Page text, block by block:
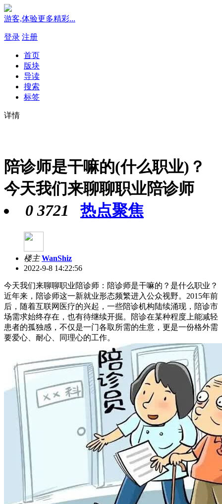
游客,体验更多精彩...
登录 注册
首页
版块
导读
搜索
标签
详情
陪诊师是干嘛的(什么职业)？
今天我们来聊聊职业陪诊师
0 3721 热点聚焦
楼主 WanShiz
2022-9-8 14:22:56
今天我们来聊聊职业陪诊师：陪诊师是干嘛的？是什么职业？
近年来，陪诊师这一新就业形态频繁进入公众视野。2015年前
后，随着互联网医疗的兴起，一些陪诊机构陆续涌现，陪诊市
场需求始终存在，也有待继续开掘。陪诊在某种程度上能减轻
患者的孤独感，不仅是一门各取所需的生意，更是一份格外需
要爱心、耐心、同理心的工作。